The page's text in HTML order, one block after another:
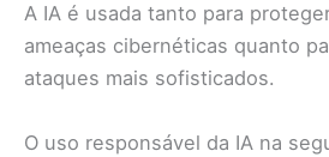
A IA é usada tanto para
ameaças cibernéticas quanto
ataques mais sofisticados.
O uso responsável da IA na